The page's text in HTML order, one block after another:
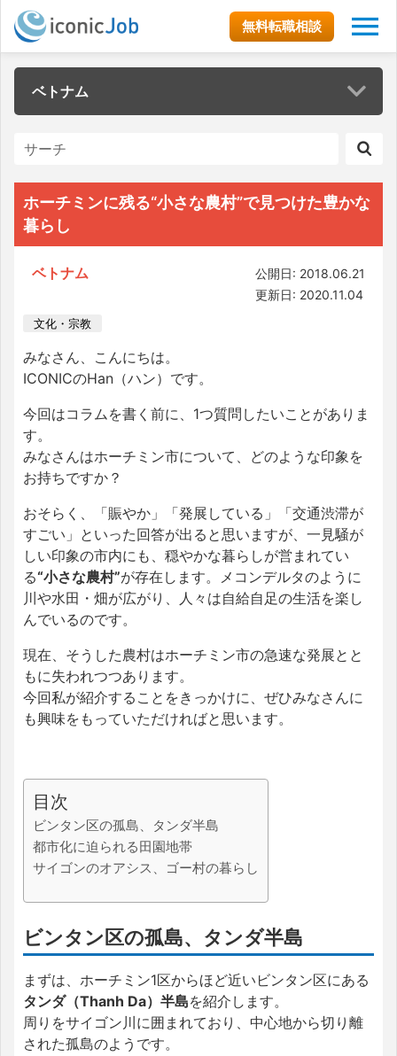
無料転職相談
ベトナム
ホーチミンに残る“小さな農村”で見つけた豊かな
暮らし
ベトナム
公開日: 2018.06.21
更新日: 2020.11.04
文化・宗教
みなさん、こんにちは。
ICONICのHan（ハン）です。
今回はコラムを書く前に、1つ質問したいことがありま
す。
みなさんはホーチミン市について、どのような印象を
お持ちですか？
おそらく、「賑やか」「発展している」「交通渋滞が
すごい」といった回答が出ると思いますが、一見騒が
しい印象の市内にも、穏やかな暮らしが営まれてい
る“小さな農村”が存在します。メコンデルタのように
川や水田・畑が広がり、人々は自給自足の生活を楽し
んでいるのです。
現在、そうした農村はホーチミン市の急速な発展とと
もに失われつつあります。
今回私が紹介することをきっかけに、ぜひみなさんに
も興味をもっていただければと思います。
目次
ビンタン区の孤島、タンダ半島
都市化に迫られる田園地帯
サイゴンのオアシス、ゴー村の暮らし
ビンタン区の孤島、タンダ半島
まずは、ホーチミン1区からほど近いビンタン区にある
タンダ（Thanh Da）半島を紹介します。
周りをサイゴン川に囲まれており、中心地から切り離
された孤島のようです。